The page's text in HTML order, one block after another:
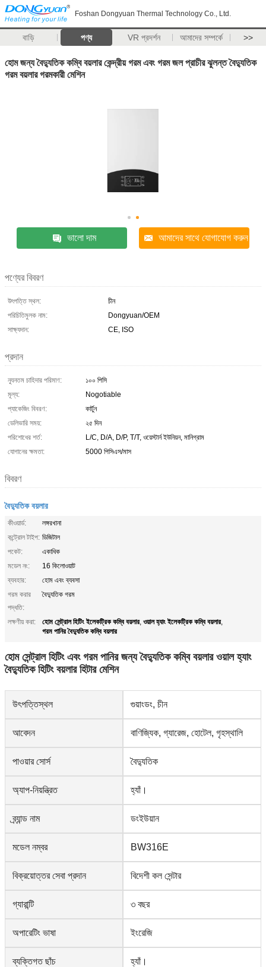
Foshan Dongyuan Thermal Technology Co., Ltd.
বাড়ি পণ্য VR প্রদর্শন আমাদের সম্পর্কে >>
হোম জন্য বৈদ্যুতিক কম্বি বয়লার কেন্দ্রীয় গরম এবং গরম জল প্রাচীর ঝুলন্ত বৈদ্যুতিক
গরম বয়লার গরমকারী মেশিন
ভালো দাম আমাদের সাথে যোগাযোগ করুন
পণ্যের বিবরণ
উৎপত্তি স্থল:
চীন
পরিচিতিমুলক নাম:
Dongyuan/OEM
সাক্ষ্যদান:
CE, ISO
প্রদান
ন্যূনতম চাহিদার পরিমাণ:
১০০ পিসি
মূল্য:
Nogotiable
প্যাকেজিং বিবরণ:
কার্টুন
ডেলিভারি সময়:
২৫ দিন
পরিশোধের শর্ত:
L/C, D/A, D/P, T/T, ওয়েস্টার্ন ইউনিয়ন, মানিগ্রাম
যোগানের ক্ষমতা:
5000 পিসিএস/মাস
বিবরণ
বৈদ্যুতিক বয়লার
কীওয়ার্ড:
লঙ্গরখানা
কন্ট্রোল টাইপ: ডিজিটাল
পকেট:
একাধিক
মডেল নং:
16 কিলোওয়াট
ব্যবহার:
হোম এবং ব্যবসা
গরম করার
পদ্ধতি:
বৈদ্যুতিক গরম
লক্ষণীয় করা: হোম সেন্ট্রাল হিটিং ইলেকট্রিক কম্বি বয়লার, ওয়াল হ্যাং ইলেকট্রিক কম্বি বয়লার,
গরম পানির বৈদ্যুতিক কম্বি বয়লার
হোম সেন্ট্রাল হিটিং এবং গরম পানির জন্য বৈদ্যুতিক কম্বি বয়লার ওয়াল হ্যাং
বৈদ্যুতিক হিটিং বয়লার হিটার মেশিন
উৎপত্তিস্থল গুয়াংডং, চীন
আবেদন বাণিজ্যিক, গ্যারেজ, হোটেল, গৃহস্থালি
পাওয়ার সোর্স বৈদ্যুতিক
অ্যাপ-নিয়ন্ত্রিত হ্যাঁ।
ব্র্যান্ড নাম ডংইউয়ান
মডেল নম্বর BW316E
বিক্রয়োত্তর সেবা প্রদান বিদেশী কল সেন্টার
গ্যারান্টি ৩ বছর
অপারেটিং ভাষা ইংরেজি
ব্যক্তিগত ছাঁচ হ্যাঁ।